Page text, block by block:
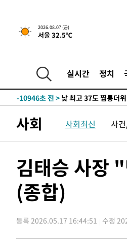
2026.08.07 (금)
서울 32.5℃
실시간 정치
↓-22395초 전 >[속보]이 대통령 "부동
실천"
-21480초 전 >이란, "오만과 '중앙
-13012초 전 >
[속보]이 대통령, '호
-12975초 전 >
갈 수도
-10946초 전 > 낮 최고 37도 찜통더
응"
-6108초 전 >
여자배구 이재영·이다
-5361초 전 >외국인 심판 성 접대 7
-5048초 전 >[속보]코스피, 6200선
-5028초 전 >[속보]원·달러 환율,
-4917초 전 >[속보] 노원서 40.1도
-880초 전 >외신들도 주목한 韓축구
-851초 전 >11시간 압수수색에 성
사회 사회최신 사
김태승 사장
(종합)
등록 2026.05.17 16:44:51 수정